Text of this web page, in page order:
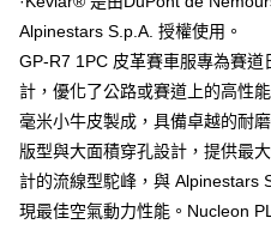
資料（包含姓名、電話或地址）提供
由本公司與您本人進行分期帳單所需
3.完整用戶服務條款，請詳閱以下連
※ 交易是否成功請以「AFTEE先享
是否繳費成功／繳費後需取消欲退款
客戶支援中心」https://
【注意事項】
１．透過由恩沛科技股份有限公司提
易，需依本服務之必要範圍內提供個
權轉讓予恩沛科技股份有限公司。
２．關於個人資料處理事宜，請瀏覽
https://aftee.tw/terms/#terms3
Alpinestars S.p.A. 授權使用。
GP-R7 1PC 皮革賽車服專為賽
計，優化了公路或賽道上的高性
毫米小牛皮製成，具備卓越的耐
版型與大面積穿孔設計，提供最
計的流線型駝峰，與 Alpinestars
現最佳空氣動力性能。Nucleon